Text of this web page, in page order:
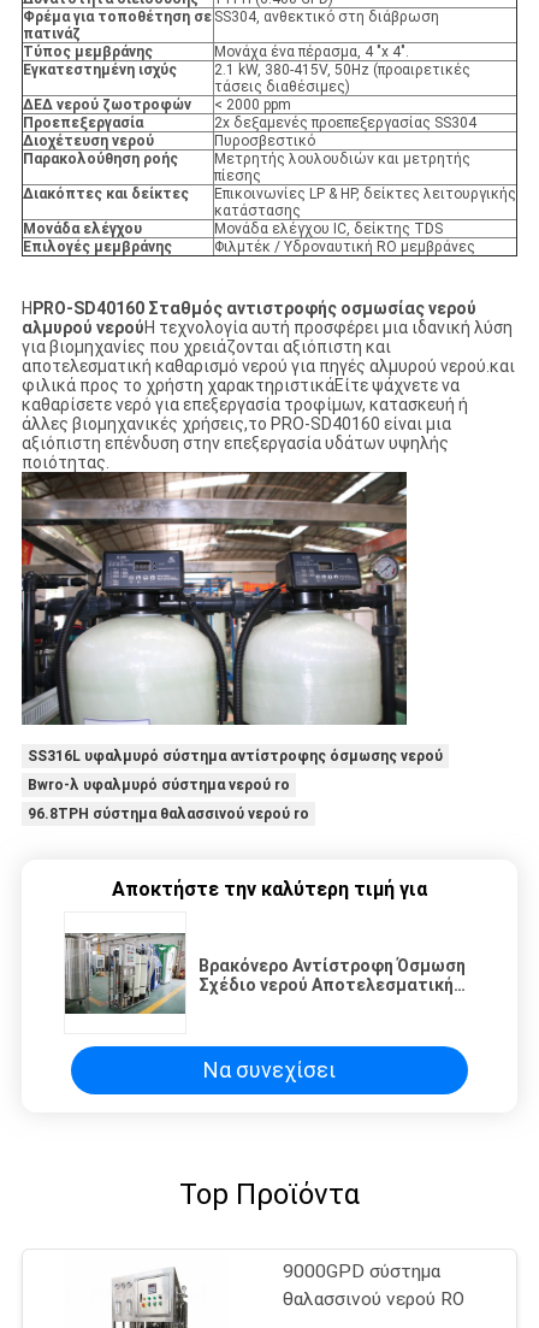
Φρέμα για τοποθέτηση σε
πατινάζ
SS304, ανθεκτικό στη διάβρωση
Τύπος μεμβράνης
Μονάχα ένα πέρασμα, 4 "x 4".
Εγκατεστημένη ισχύς
2.1 kW, 380-415V, 50Hz (προαιρετικές
τάσεις διαθέσιμες)
ΔΕΔ νερού ζωοτροφών
< 2000 ppm
Προεπεξεργασία
2x δεξαμενές προεπεξεργασίας SS304
Διοχέτευση νερού
Πυροσβεστικό
Παρακολούθηση ροής
Μετρητής λουλουδιών και μετρητής
πίεσης
Διακόπτες και δείκτες
Επικοινωνίες LP & HP, δείκτες λειτουργικής
κατάστασης
Μονάδα ελέγχου
Μονάδα ελέγχου IC, δείκτης TDS
Επιλογές μεμβράνης
Φιλμτέκ / Υδροναυτική RO μεμβράνες
Η PRO-SD40160 Σταθμός αντιστροφής οσμωσίας νερού
αλμυρού νερούΗ τεχνολογία αυτή προσφέρει μια ιδανική λύση
για βιομηχανίες που χρειάζονται αξιόπιστη και
αποτελεσματική καθαρισμό νερού για πηγές αλμυρού νερού.και
φιλικά προς το χρήστη χαρακτηριστικάΕίτε ψάχνετε να
καθαρίσετε νερό για επεξεργασία τροφίμων, κατασκευή ή
άλλες βιομηχανικές χρήσεις,το PRO-SD40160 είναι μια
αξιόπιστη επένδυση στην επεξεργασία υδάτων υψηλής
ποιότητας.
SS316L υφαλμυρό σύστημα αντίστροφης όσμωσης νερού
Bwro-λ υφαλμυρό σύστημα νερού ro
96.8TPH σύστημα θαλασσινού νερού ro
Αποκτήστε την καλύτερη τιμή για
Βρακόνερο Αντίστροφη Όσμωση
Σχέδιο νερού Αποτελεσματική
Να συνεχίσει
Top Προϊόντα
9000GPD σύστημα
θαλασσινού νερού RO